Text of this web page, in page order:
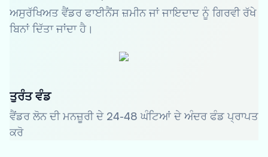
ਅਸੁਰੱਖਿਅਤ ਵੈਂਡਰ ਫਾਈਨੈਂਸ ਜ਼ਮੀਨ ਜਾਂ ਜਾਇਦਾਦ ਨੂੰ ਗਿਰਵੀ ਰੱਖੇ
ਬਿਨਾਂ ਦਿੱਤਾ ਜਾਂਦਾ ਹੈ।
ਤੁਰੰਤ ਵੰਡ
ਵੈਂਡਰ ਲੋਨ ਦੀ ਮਨਜ਼ੂਰੀ ਦੇ 24-48 ਘੰਟਿਆਂ ਦੇ ਅੰਦਰ ਫੰਡ ਪ੍ਰਾਪਤ
ਕਰੋ